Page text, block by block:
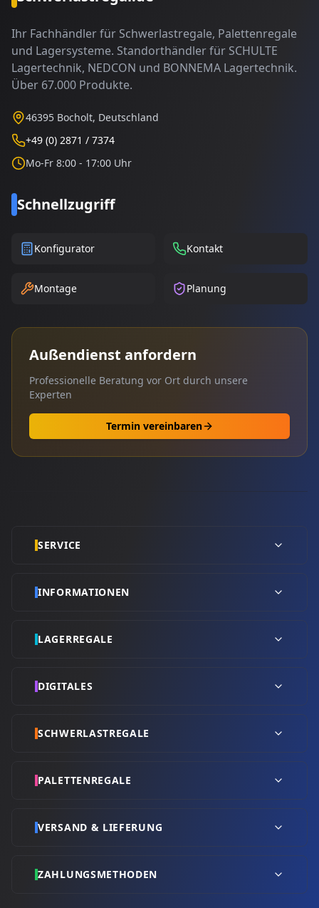
Ihr Fachhändler für Schwerlastregale, Palettenregale
und Lagersysteme. Standorthändler für SCHULTE
Lagertechnik, NEDCON und BONNEMA Lagertechnik.
Über 67.000 Produkte.
46395 Bocholt, Deutschland
+49 (0) 2871 / 7374
Mo-Fr 8:00 - 17:00 Uhr
Schnellzugriff
Konfigurator Kontakt
Montage Planung
Außendienst anfordern
Professionelle Beratung vor Ort durch unsere
Experten
Termin vereinbaren
SERVICE
INFORMATIONEN
LAGERREGALE
DIGITALES
SCHWERLASTREGALE
PALETTENREGALE
VERSAND & LIEFERUNG
ZAHLUNGSMETHODEN